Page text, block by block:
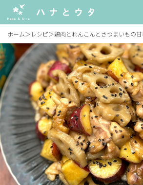
ホーム＞ レシピ＞鶏肉とれんこんとさつまいもの